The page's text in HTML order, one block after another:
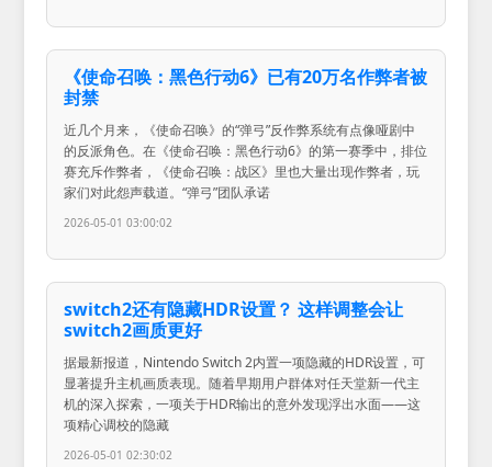
《使命召唤：黑色行动6》已有20万名作弊者被
封禁
近几个月来，《使命召唤》的“弹弓”反作弊系统有点像哑剧中
的反派角色。在《使命召唤：黑色行动6》的第一赛季中，排位
赛充斥作弊者，《使命召唤：战区》里也大量出现作弊者，玩
家们对此怨声载道。“弹弓”团队承诺
2026-05-01 03:00:02
switch2还有隐藏HDR设置？ 这样调整会让
switch2画质更好
据最新报道，Nintendo Switch 2内置一项隐藏的HDR设置，可
显著提升主机画质表现。随着早期用户群体对任天堂新一代主
机的深入探索，一项关于HDR输出的意外发现浮出水面——这
项精心调校的隐藏
2026-05-01 02:30:02